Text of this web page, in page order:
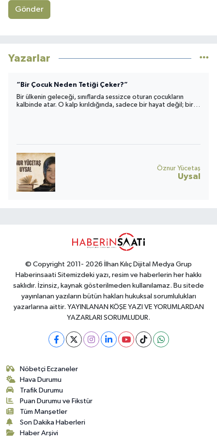
Gönder
Yazarlar
“Bir Çocuk Neden Tetiği Çeker?”
Bir ülkenin geleceği, sınıflarda sessizce oturan çocukların
kalbinde atar. O kalp kırıldığında, sadece bir hayat değil; bir
Öznur Yücetaş
Uysal
© Copyright 2011- 2026 İlhan Kılıç Dijital Medya Grup
Haberinsaati Sitemizdeki yazı, resim ve haberlerin her hakkı
saklıdır. İzinsiz, kaynak gösterilmeden kullanılamaz. Bu sitede
yayınlanan yazıların bütün hakları hukuksal sorumlulukları
yazarlarına aittir. YAYINLANAN KÖŞE YAZI VE YORUMLARDAN
YAZARLARI SORUMLUDUR.
Nöbetçi Eczaneler
Hava Durumu
Trafik Durumu
Puan Durumu ve Fikstür
Tüm Manşetler
Son Dakika Haberleri
Haber Arşivi